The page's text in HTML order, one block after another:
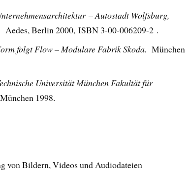
– Autostadt Wolfsburg,
Aedes, Berlin 2000, ISBN 3-00-006209-2 .
folgt Flow – Modulare Fabrik Skoda. München
Universität München Fakultät für
München 1998.
von Bildern, Videos und Audiodateien